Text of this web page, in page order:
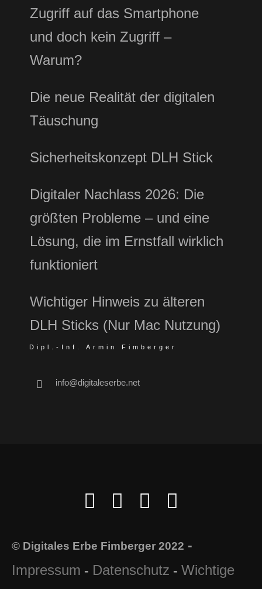
Zugriff auf das Smartphone
und doch kein Zugriff –
Warum?
Die neue Realität der digitalen
Täuschung
Sicherheitskonzept DLH Stick
Digitaler Nachlass 2026: Die
größten Probleme – und eine
Lösung, die im Ernstfall wirklich
funktioniert
Wichtiger Hinweis zu älteren
DLH Sticks (Nur Mac Nutzung)
Dipl.-Inf. Armin Fimberger
info@digitaleserbe.net
© Digitales Erbe Fimberger 2022 -
Impressum - Datenschutz - Wichtige